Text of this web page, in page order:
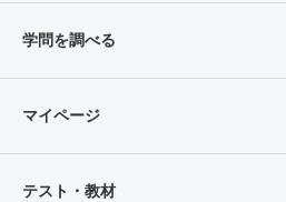
学問を調べる
マイページ
テスト・教材